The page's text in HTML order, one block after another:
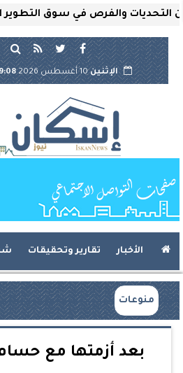
والفرص في سوق التطوير
الإثنين10 أغسطس 2026
الأخبار تقارير وتحقيقات
منوعات
بعد أزمتها مع